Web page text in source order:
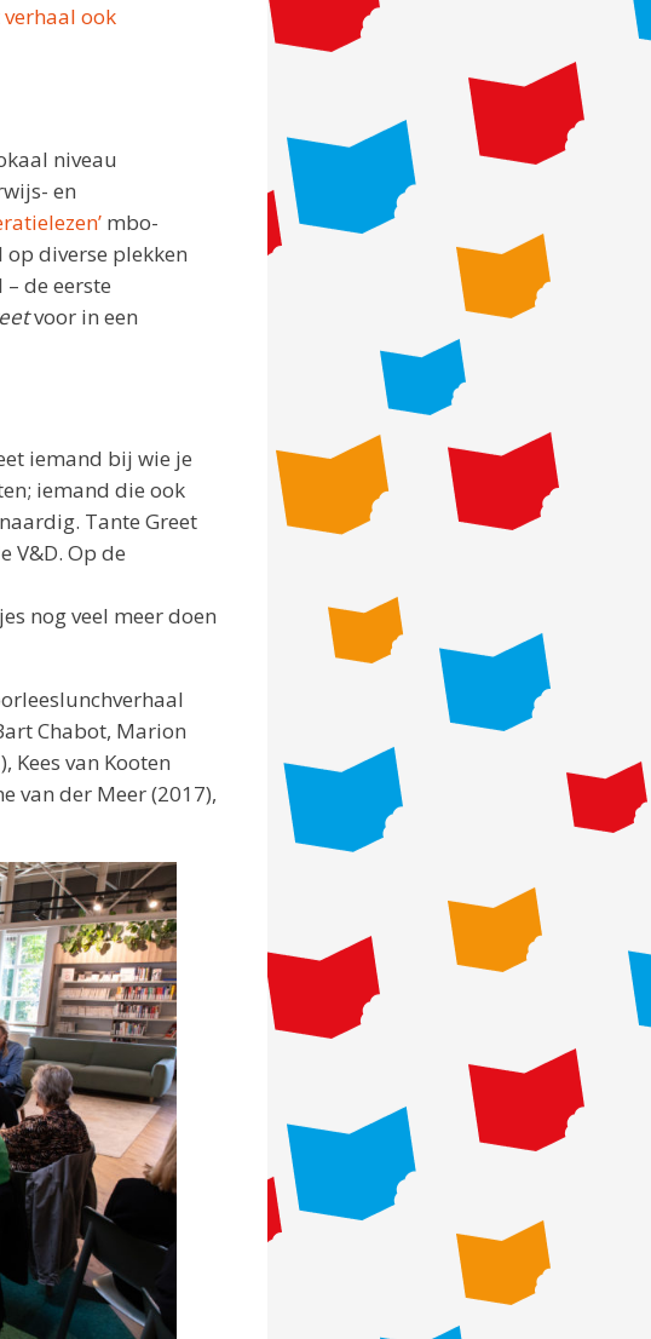
verhaal ook
niveau
en
mbo-
diverse plekken
de eerste
voor in een
iemand bij wie je
iemand die ook
Tante Greet
V&D. Op de
nog veel meer doen
Chabot, Marion
Kees van Kooten
van der Meer (2017),